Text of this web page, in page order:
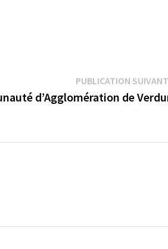
PUBLICATION
d’Agglomération de